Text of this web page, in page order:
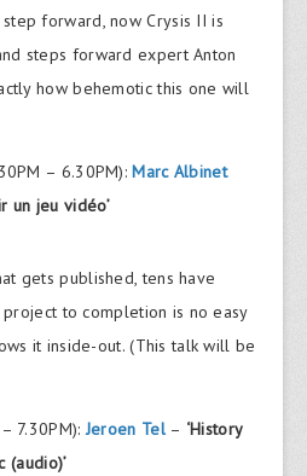
forward, now Crysis II is
steps forward expert Anton
how behemotic this one will
– 6.30PM):Marc Albinet
un jeu vidéo’
gets published, tens have
to completion is no easy
it inside-out. (This talk will be
7.30PM):Jeroen Tel – ‘History
(audio)’